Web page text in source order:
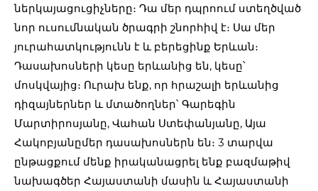
ներկայացուցիչները։ Դա մեր դպրոում ստեղծված
նոր ուսումնական ծրագրի շնորհիվ է։ Սա մեր
յուրահատկությունն է և բերեցինք Երևան։
Դասախոսների կեսը երևանից են, կեսը՝
մոսկվայից։ Ուրախ ենք, որ հրաշալի երևանից
դիզայներներ և մտածողներ՝ Գարեգին
Մարտիրոսյանը, Վահան Ստեփանյանը, Այա
Հակոբյանըմեր դասախոսներն են։ 3 տարվա
ընթացքում մենք իրականացրել ենք բազմաթիվ
նախագծեր Հայաստանի մասին և Հայաստանի